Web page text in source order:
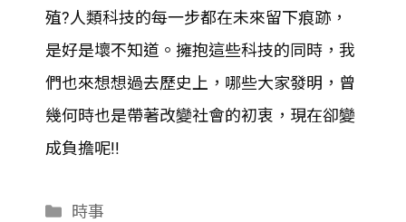
LINK
EMBED
殖?人類科技的每一步都在未來留下痕跡，
是好是壞不知道。擁抱這些科技的同時，我
們也來想想過去歷史上，哪些大家發明，曾
幾何時也是帶著改變社會的初衷，現在卻變
成負擔呢!!
分
時事